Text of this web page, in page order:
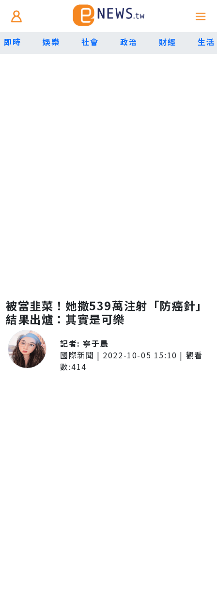
即時 娛樂 社會 政治 財經 生活
被當韭菜！她撒539萬注射「防癌針」
結果出爐：其實是可樂
記者: 寧于晨
國際新聞 | 2022-10-05 15:10 | 觀看
數:414